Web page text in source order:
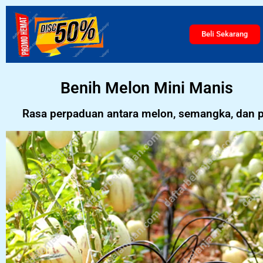
Beli Sekarang
Benih Melon Mini Manis
Rasa perpaduan antara melon, semangka, dan